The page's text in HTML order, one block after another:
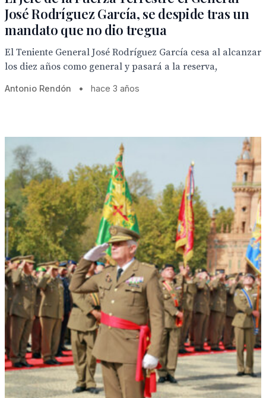
José Rodríguez García, se despide tras un
mandato que no dio tregua
El Teniente General José Rodríguez García cesa al alcanzar
los diez años como general y pasará a la reserva,
Antonio Rendón • hace 3 años